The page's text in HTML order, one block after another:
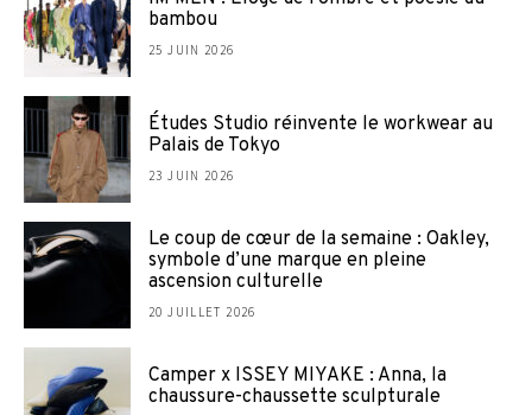
bambou
25 JUIN 2026
Études Studio réinvente le workwear au
Palais de Tokyo
23 JUIN 2026
Le coup de cœur de la semaine : Oakley,
symbole d’une marque en pleine
ascension culturelle
20 JUILLET 2026
Camper x ISSEY MIYAKE : Anna, la
chaussure-chaussette sculpturale